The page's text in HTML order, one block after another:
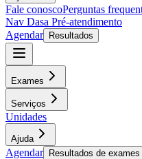
Fale conoscoPerguntas
Nav Dasa Pré-atendimento
Agendar
Resultados
Exames
Serviços
Unidades
Ajuda
Agendar Resultados de exames